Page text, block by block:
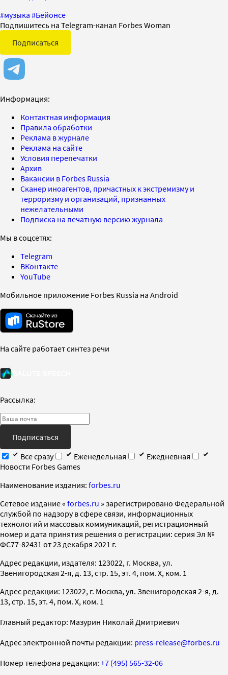
#музыка #Бейонсе
Подпишитесь на Telegram-канал Forbes Woman
Подписаться
Информация:
Контактная информация
Правила обработки
Реклама в журнале
Реклама на сайте
Условия перепечатки
Архив
Вакансии в Forbes Russia
Сканер иноагентов, причастных к экстремизму и
терроризму и организаций, признанных
нежелательными
Подписка на печатную версию журнала
Мы в соцсетях:
Telegram
ВКонтакте
YouTube
Мобильное приложение Forbes Russia на Android
На сайте работает синтез речи
Рассылка:
Подписаться
Все сразу
Еженедельная
Ежедневная
Новости Forbes Games
Наименование издания: forbes.ru
Cетевое издание « forbes.ru » зарегистрировано Федеральной
службой по надзору в сфере связи, информационных
технологий и массовых коммуникаций, регистрационный
номер и дата принятия решения о регистрации: серия Эл №
ФС77-82431 от 23 декабря 2021 г.
Адрес редакции, издателя: 123022, г. Москва, ул.
Звенигородская 2-я, д. 13, стр. 15, эт. 4, пом. X, ком. 1
Адрес редакции: 123022, г. Москва, ул. Звенигородская 2-я, д.
13, стр. 15, эт. 4, пом. X, ком. 1
Главный редактор: Мазурин Николай Дмитриевич
Адрес электронной почты редакции: press-release@forbes.ru
Номер телефона редакции: +7 (495) 565-32-06